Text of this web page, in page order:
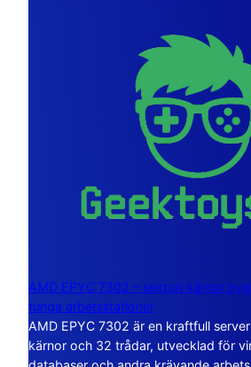
AMD EPYC 7302 – sexton kärnor
tunga arbetsstationer
AMD EPYC 7302 är en kraftfull
kärnor och 32 trådar, utvecklad för